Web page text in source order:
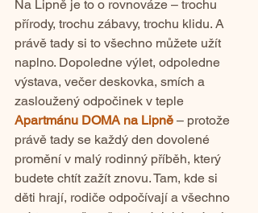
Na Lipně je to o rovnováze – trochu
přírody, trochu zábavy, trochu klidu. A
právě tady si to všechno můžete užít
naplno. Dopoledne výlet, odpoledne
výstava, večer deskovka, smích a
zasloužený odpočinek v teple
Apartmánu DOMA na Lipně – protože
právě tady se každý den dovolené
promění v malý rodinný příběh, který
budete chtít zažít znovu. Tam, kde si
děti hrají, rodiče odpočívají a všechno